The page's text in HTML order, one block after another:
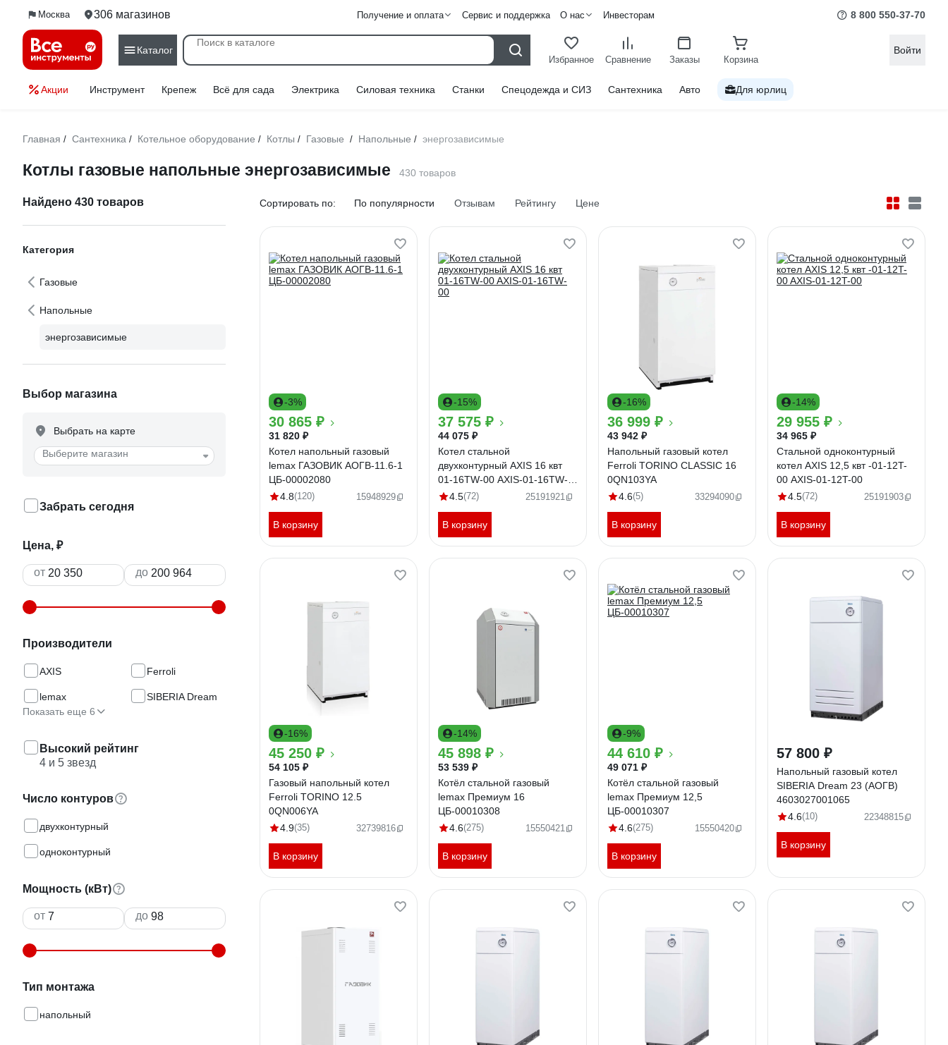
Москва 306 магазинов Получение и оплата Сервис и поддержка О нас Инвесторам 8 800 550-37-70
Каталог
Избранное Сравнение Заказы Корзина
Войти
Акции Инструмент Крепеж Всё для сада Электрика Силовая техника Станки Спецодежда и СИЗ Сантехника Авто Для юрлиц
Главная / Сантехника / Котельное оборудование / Котлы / Газовые / Напольные / энергозависимые
Котлы газовые напольные энергозависимые 430 товаров
Найдено 430 товаров
Категория
Газовые
Напольные
энергозависимые
Выбор магазина
Выбрать на карте
Выберите магазин
Забрать сегодня
Цена, ₽
от до
Производители
AXIS Ferroli
lemax
SIBERIA Dream
Показать еще 6
Высокий рейтинг
4 и 5 звезд
Число контуров
двухконтурный
одноконтурный
Мощность (кВт)
от до
Тип монтажа
напольный
Сортировать по: По популярности Отзывам Рейтингу Цене
-3%
30 865 ₽
31 820 ₽
Котел напольный газовый
lemax ГАЗОВИК АОГВ-11.6-1
ЦБ-00002080
4.8(120) 15948929
В корзину
-15%
37 575 ₽
44 075 ₽
Котел стальной
двухконтурный AXIS 16 квт
01-16TW-00 AXIS-01-16TW-
004.5(72) 25191921
В корзину
-16%
36 999 ₽
43 942 ₽
Напольный газовый котел
Ferroli TORINO CLASSIC 16
0QN103YA
4.6(5) 33294090
В корзину
-14%
29 955 ₽
34 965 ₽
Стальной одноконтурный
котел AXIS 12,5 квт -01-12T-
00 AXIS-01-12T-00
4.5(72) 25191903
В корзину
-16%
45 250 ₽
54 105 ₽
Газовый напольный котел
Ferroli TORINO 12.5
0QN006YA
4.9(35) 32739816
В корзину
-14%
45 898 ₽
53 539 ₽
Котёл стальной газовый
lemax Премиум 16
ЦБ-00010308
4.6(275) 15550421
В корзину
-9%
44 610 ₽
49 071 ₽
Котёл стальной газовый
lemax Премиум 12,5
ЦБ-00010307
4.6(275) 15550420
В корзину
57 800 ₽
Напольный газовый котел
SIBERIA Dream 23 (АОГВ)
4603027001065
4.6(10) 22348815
В корзину